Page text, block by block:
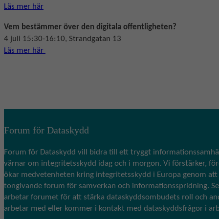
Läs mer här
Vem bestämmer över den digitala offentligheten?
4 juli 15:30-16:10, Strandgatan 13
Läs mer här
Forum för Dataskydd
Forum för Dataskydd vill bidra till ett tryggt
värnar om integritetsskydd idag och i morgon. Vi förstärker,
ökar medvetenheten kring integritetsskydd i Europa genom att
tongivande forum för samverkan och informationsspridning.
arbetar forumet för att stärka dataskyddsombudets roll och
arbetar med eller kommer i kontakt med dataskyddsfrågor i